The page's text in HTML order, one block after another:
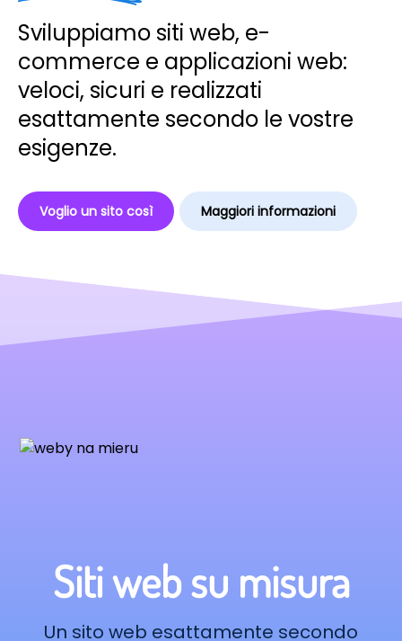
Sviluppiamo siti web, e-
commerce e applicazioni web:
veloci, sicuri e realizzati
esattamente secondo le vostre
esigenze.
Voglio un sito così Maggiori informazioni
Siti web su misura
Un sito web esattamente secondo